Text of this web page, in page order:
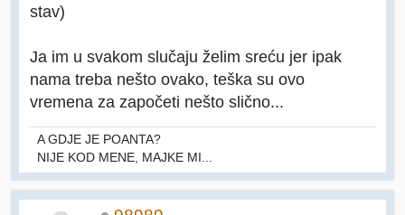
stav)
Ja im u svakom slučaju želim sreću jer ipak
nama treba nešto ovako, teška su ovo
vremena za započeti nešto slično...
A GDJE JE POANTA?
NIJE KOD MENE, MAJKE MI...